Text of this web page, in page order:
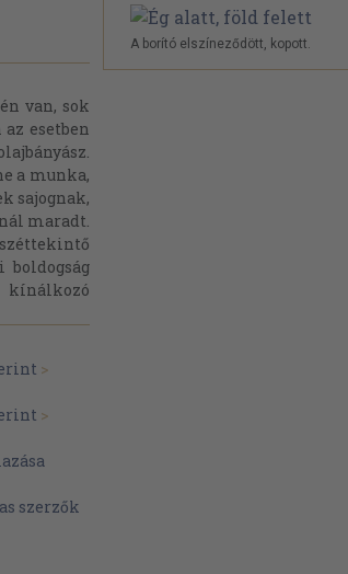
van, sok
esetben
a munka,
sajognak,
maradt.
kínálkozó
>
>
szerzők
A borító elszíneződött, kopott.